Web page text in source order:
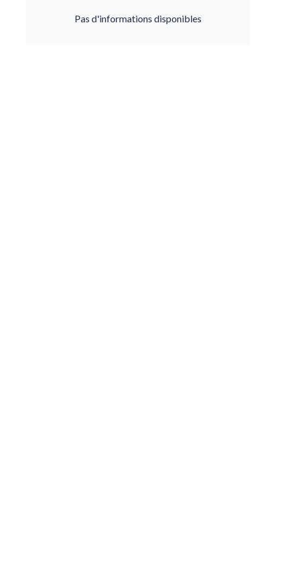
Pas d'informations disponibles